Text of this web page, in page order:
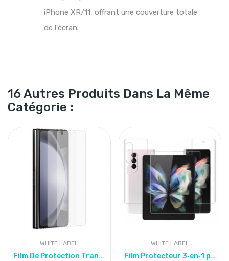
iPhone XR/11, offrant une couverture totale
de l'écran.
16 Autres Produits Dans La Même
Catégorie :
WHITE LABEL
Film De Protection Transparent – Écran externe...
WHITE LABEL
Film Protecteur 3‑en‑1 pour Samsung Galaxy Z...